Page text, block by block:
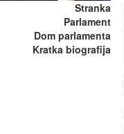
Stranka
Parlament
Dom parlamenta
Kratka biografija